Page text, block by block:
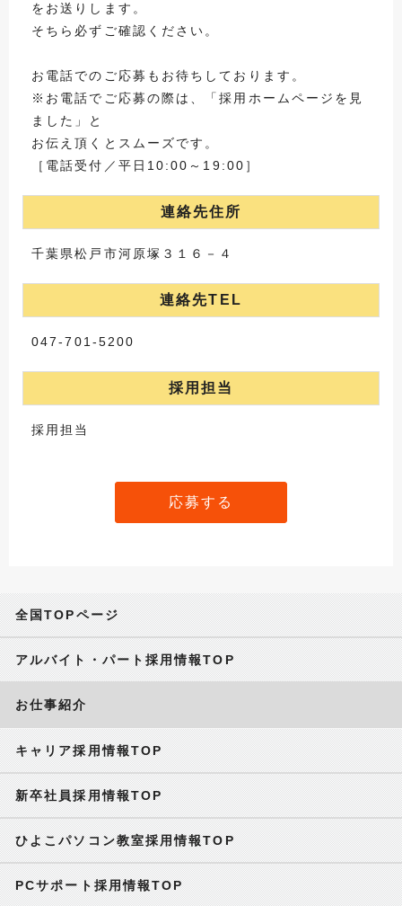
をお送りします。
そちら必ずご確認ください。
お電話でのご応募もお待ちしております。
※お電話でご応募の際は、「採用ホームページを見
ました」と
お伝え頂くとスムーズです。
［電話受付／平日10:00～19:00］
連絡先住所
千葉県松戸市河原塚３１６－４
連絡先TEL
047-701-5200
採用担当
採用担当
応募する
全国TOPページ
アルバイト・パート採用情報TOP
お仕事紹介
キャリア採用情報TOP
新卒社員採用情報TOP
ひよこパソコン教室採用情報TOP
PCサポート採用情報TOP